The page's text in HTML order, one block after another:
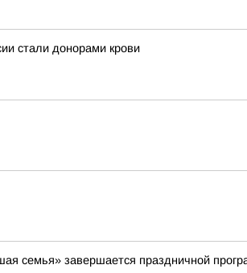
стали донорами крови
семья» завершается праздничной